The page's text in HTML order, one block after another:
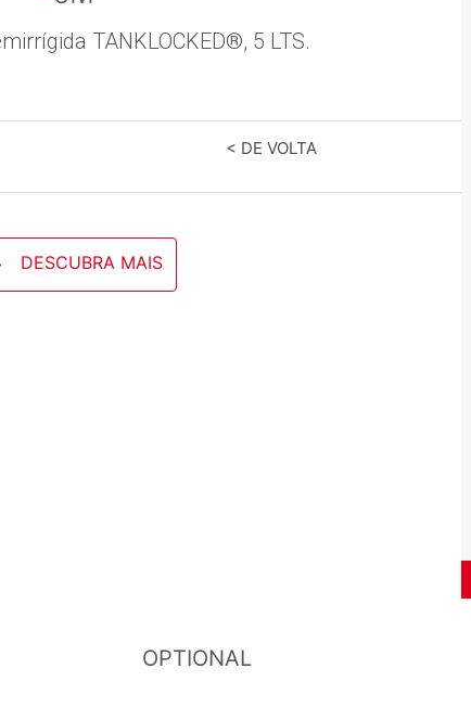
TANKLOCKED®, 5 LTS.
< DE VOLTA
DESCUBRA MAIS
OPTIONAL